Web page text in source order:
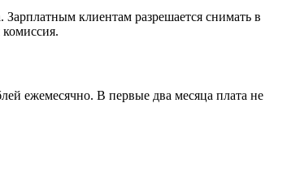
клиентам разрешается снимать в
ежемесячно. В первые два месяца плата не